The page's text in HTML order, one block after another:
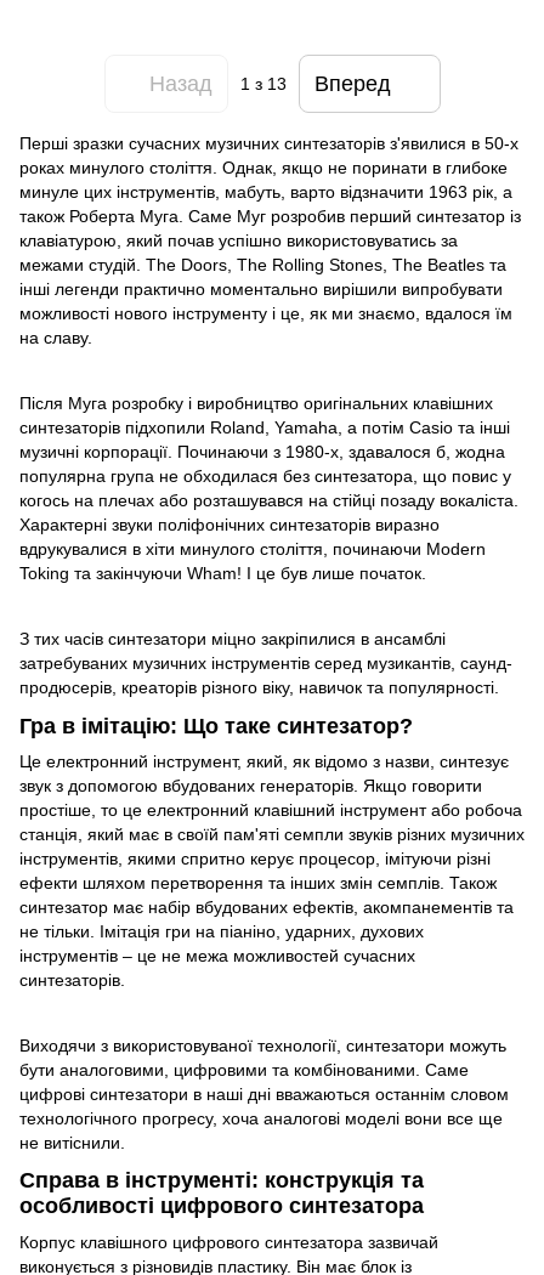
Назад 1з 13 Вперед
Перші зразки сучасних музичних синтезаторів з'явилися в 50-х
роках минулого століття. Однак, якщо не поринати в глибоке
минуле цих інструментів, мабуть, варто відзначити 1963 рік, а
також Роберта Муга. Саме Муг розробив перший синтезатор із
клавіатурою, який почав успішно використовуватись за
межами студій. The Doors, The Rolling Stones, The Beatles та
інші легенди практично моментально вирішили випробувати
можливості нового інструменту і це, як ми знаємо, вдалося їм
на славу.
Після Муга розробку і виробництво оригінальних клавішних
синтезаторів підхопили Roland, Yamaha, а потім Casio та інші
музичні корпорації. Починаючи з 1980-х, здавалося б, жодна
популярна група не обходилася без синтезатора, що повис у
когось на плечах або розташувався на стійці позаду вокаліста.
Характерні звуки поліфонічних синтезаторів виразно
вдрукувалися в хіти минулого століття, починаючи Modern
Toking та закінчуючи Wham! І це був лише початок.
З тих часів синтезатори міцно закріпилися в ансамблі
затребуваних музичних інструментів серед музикантів, саунд-
продюсерів, креаторів різного віку, навичок та популярності.
Гра в імітацію: Що таке синтезатор?
Це електронний інструмент, який, як відомо з назви, синтезує
звук з допомогою вбудованих генераторів. Якщо говорити
простіше, то це електронний клавішний інструмент або робоча
станція, який має в своїй пам'яті семпли звуків різних музичних
інструментів, якими спритно керує процесор, імітуючи різні
ефекти шляхом перетворення та інших змін семплів. Також
синтезатор має набір вбудованих ефектів, акомпанементів та
не тільки. Імітація гри на піаніно, ударних, духових
інструментів – це не межа можливостей сучасних
синтезаторів.
Виходячи з використовуваної технології, синтезатори можуть
бути аналоговими, цифровими та комбінованими. Саме
цифрові синтезатори в наші дні вважаються останнім словом
технологічного прогресу, хоча аналогові моделі вони все ще
не витіснили.
Справа в інструменті: конструкція та
особливості цифрового синтезатора
Корпус клавішного цифрового синтезатора зазвичай
виконується з різновидів пластику. Він має блок із